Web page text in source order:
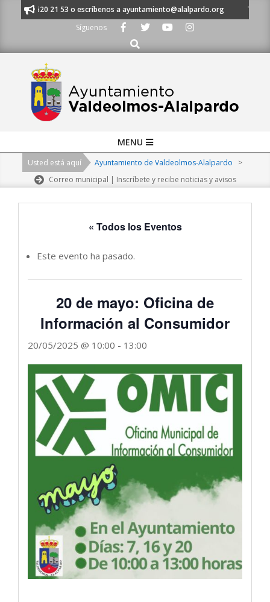
al 91 620 21 53 o escríbenos a ayuntamiento@alalpardo.org
TE
Síguenos
Buscar
Navigation
MENU
Usted está aquí Ayuntamiento de Valdeolmos-Alalpardo
>
Correo municipal | Inscríbete y recibe noticias y avisos
« Todos los Eventos
Este evento ha pasado.
20 de mayo: Oficina de
Información al Consumidor
20/05/2025 @ 10:00 - 13:00